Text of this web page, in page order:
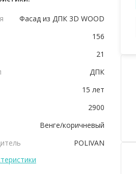
Фасад из ДПК 3D WOOD
156
21
ДПК
15 лет
2900
Венге/коричневый
POLIVAN